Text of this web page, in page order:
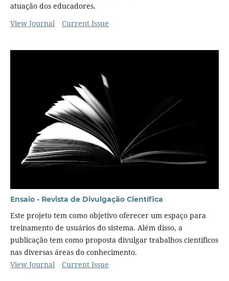
atuação dos educadores.
View Journal
Current Issue
Ensaio - Revista de Divulgação Científica
Este projeto tem como objetivo oferecer um espaço para
treinamento de usuários do sistema. Além disso, a
publicação tem como proposta divulgar trabalhos científicos
nas diversas áreas do conhecimento.
View Journal
Current Issue